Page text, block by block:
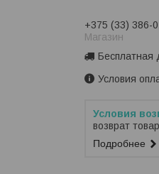
+375 (33) 386-
Магазин
Бесплатная
Условия
возврат
Подробнее